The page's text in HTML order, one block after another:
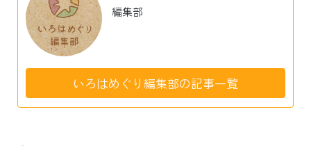
編集部
いろはめぐり編集部の記事一覧